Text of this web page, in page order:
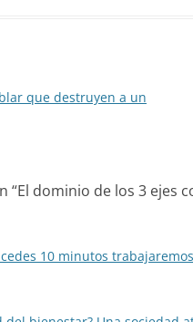
que destruyen a un
“El dominio de los 3 ejes
10 minutos